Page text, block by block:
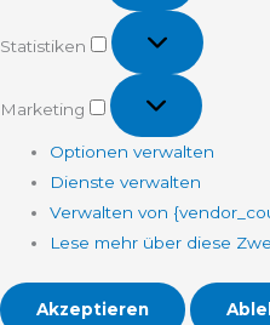
Statistiken
Statistiken
Marketing
Marketing
Optionen verwalten
Dienste verwalten
Verwalten von
Lese mehr über diese
Akzeptieren